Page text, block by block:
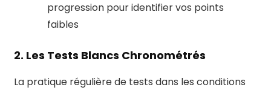
progression pour identifier vos points
faibles
2. Les Tests Blancs Chronométrés
La pratique régulière de tests dans les conditions